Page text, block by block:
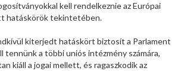
kell rendelkeznie az Európai
hatáskörök tekintetében.
kiterjedt hatáskört biztosít a Parlament
tennünk a többi uniós intézmény számára,
kiáll a jogai mellett, és ragaszkodik az